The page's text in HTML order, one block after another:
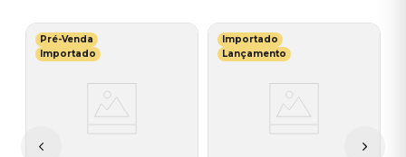
Pré-Venda
Importado
Importado
Lançamento